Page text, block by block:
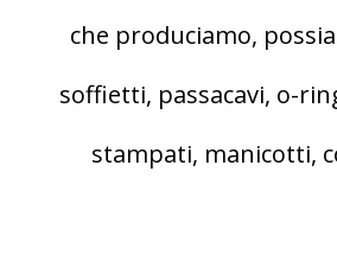
che produciamo,
soffietti, passacavi, o-
stampati, manicotti,